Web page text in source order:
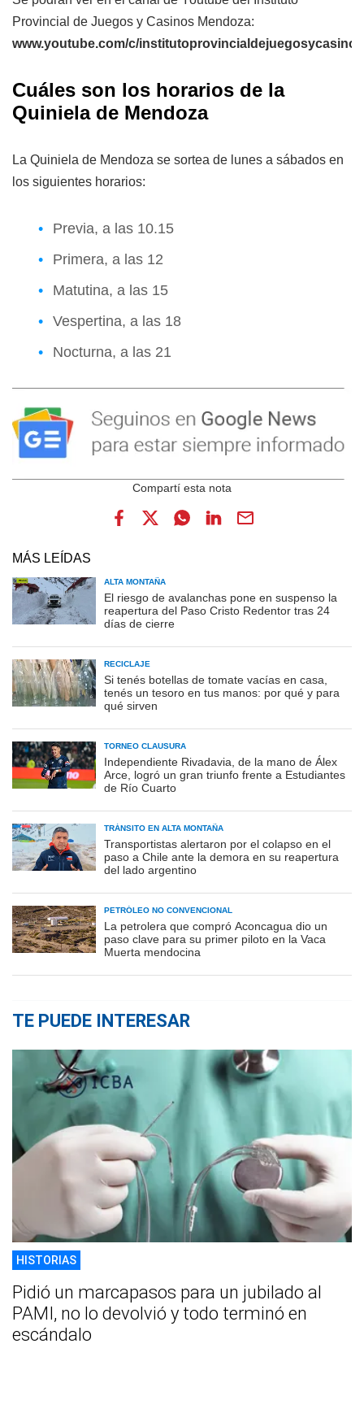
Provincial de Juegos y Casinos Mendoza:
www.youtube.com/c/
Cuáles son los horarios de la
Quiniela de Mendoza
La Quiniela de Mendoza se sortea de lunes a sábados en
los siguientes horarios:
Previa, a las 10.15
Primera, a las 12
Matutina, a las 15
Vespertina, a las 18
Nocturna, a las 21
MÁS LEÍDAS
ALTA MONTAÑA
El riesgo de avalanchas pone en suspenso la
reapertura del Paso Cristo Redentor tras 24
días de cierre
RECICLAJE
Si tenés botellas de tomate vacías en casa,
tenés un tesoro en tus manos: por qué y para
qué sirven
TORNEO CLAUSURA
Independiente Rivadavia, de la mano de Álex
Arce, logró un gran triunfo frente a Estudiantes
de Río Cuarto
TRÁNSITO EN ALTA MONTAÑA
Transportistas alertaron por el colapso en el
paso a Chile ante la demora en su reapertura
del lado argentino
PETRÓLEO NO CONVENCIONAL
La petrolera que compró Aconcagua dio un
paso clave para su primer piloto en la Vaca
Muerta mendocina
TE PUEDE INTERESAR
HISTORIAS
Pidió un marcapasos para un jubilado al
PAMI, no lo devolvió y todo terminó en
escándalo